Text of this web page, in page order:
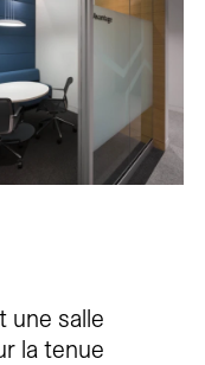
une salle
la tenue